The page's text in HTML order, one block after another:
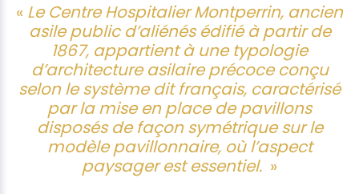
« Le Centre Hospitalier Montperrin, ancien
asile public d’aliénés édifié à partir de
1867, appartient à une typologie
d’architecture asilaire précoce conçu
selon le système dit français, caractérisé
par la mise en place de pavillons
disposés de façon symétrique sur le
modèle pavillonnaire, où l’aspect
paysager est essentiel. »